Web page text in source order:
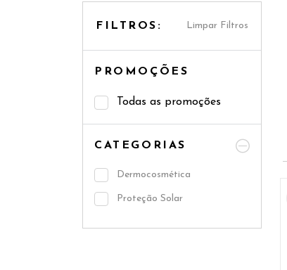
FILTROS: Limpar Filtros
PROMOÇÕES
Todas as promoções
CATEGORIAS
Dermocosmética
Proteção Solar